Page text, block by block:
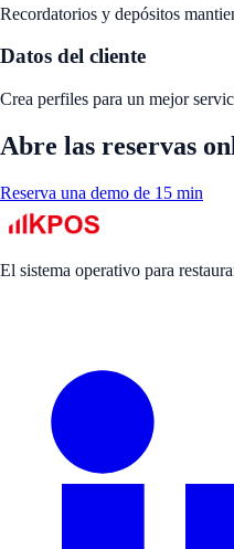
Recordatorios y depósitos
Datos del cliente
Crea perfiles para un mejor
Abre las reservas
Reserva una demo de 15 min
El sistema operativo para